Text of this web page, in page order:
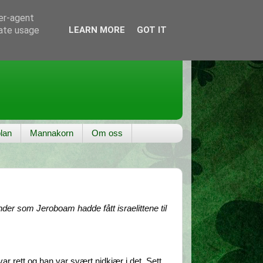
Mannakorn Om oss
som Jeroboam hadde fått israelittene til
rett og han var svært nidkjær i det. Sett
agent
usage
LEARN MORE GOT IT